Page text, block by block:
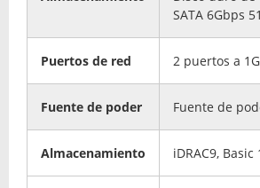
SATA 6Gbps
Puertos de red 2 puertos a
Fuente de poder Fuente de
Almacenamiento iDRAC9, Basic